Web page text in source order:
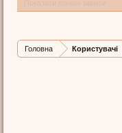
Головна Користувачі